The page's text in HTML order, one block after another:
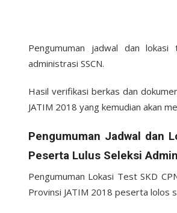
Pengumuman jadwal dan
administrasi SSCN.
Hasil verifikasi berkas dan
JATIM 2018 yang kemudian akan
Pengumuman Jadwal dan
Peserta Lulus Seleksi
Pengumuman Lokasi Test SKD
Provinsi JATIM 2018 peserta lolos